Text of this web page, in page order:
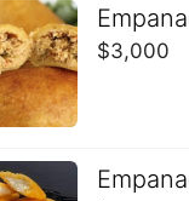
$3,000
Nuestro Restaurant
Servicio de
cual será incluido